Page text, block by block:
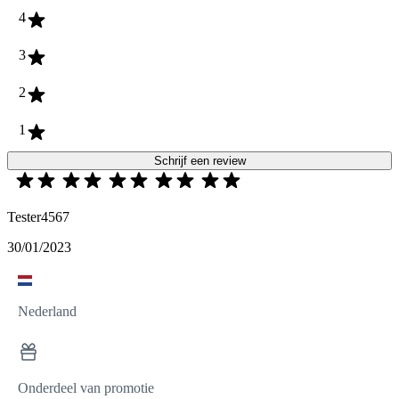
4
3
2
1
Schrijf een review
Tester4567
30/01/2023
Nederland
Onderdeel van promotie